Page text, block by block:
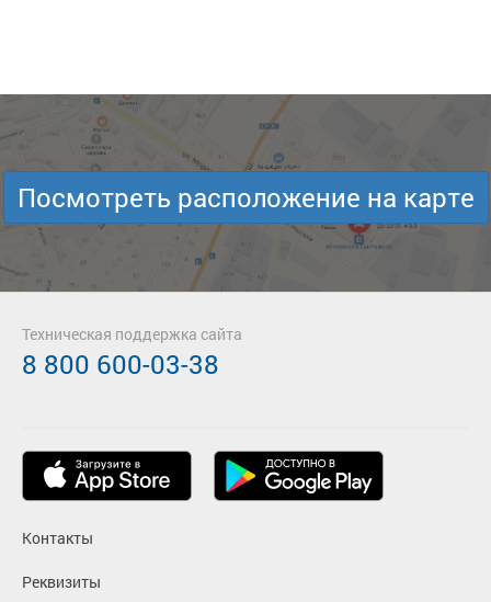
Посмотреть расположение на карте
Контакты
Реквизиты
Техническая поддержка сайта
8 800 600-03-38